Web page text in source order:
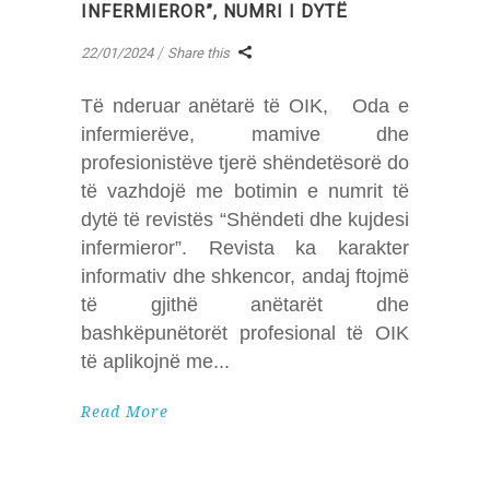
INFERMIEROR”, NUMRI I DYTË
22/01/2024 Share this
Të nderuar anëtarë të OIK, Oda e
infermierëve, mamive dhe
profesionistëve tjerë shëndetësorë do
të vazhdojë me botimin e numrit të
dytë të revistës “Shëndeti dhe kujdesi
infermieror”. Revista ka karakter
informativ dhe shkencor, andaj ftojmë
të gjithë anëtarët dhe
bashkëpunëtorët profesional të OIK
të aplikojnë me
Read More